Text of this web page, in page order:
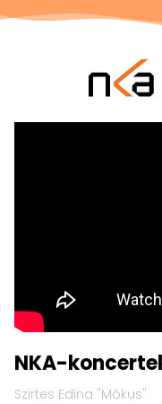
koncertek
Jump to content
Jump to footer
NKA-
Szirtes Edina "Mókus"